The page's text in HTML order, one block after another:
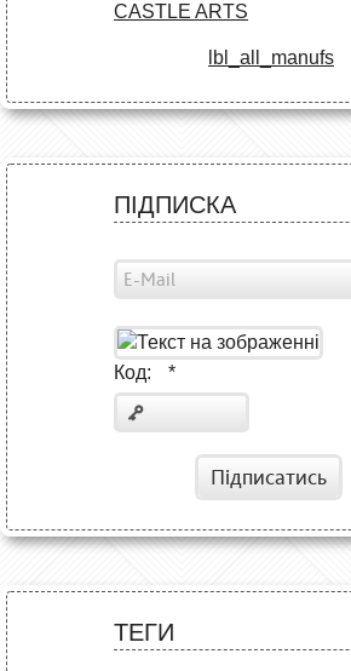
CASTLE ARTS
lbl_all_manufs
ПІДПИСКА
Код: *
Підписатись
ТЕГИ